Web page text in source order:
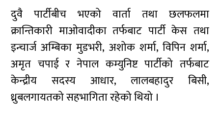
दुवै पार्टीबीच भएको वार्ता तथा छलफलमा
क्रान्तिकारी माओवादीका तर्फबाट पार्टी केस तथा
इन्चार्ज अम्बिका मुडभरी, अशोक शर्मा, विपिन शर्मा,
अमृत चपाई र नेपाल कम्युनिष्ट पार्टीको तर्फबाट
केन्द्रीय सदस्य आधार, लालबहादुर बिसी,
ध्रुबलगायतको सहभागिता रहेको थियो ।